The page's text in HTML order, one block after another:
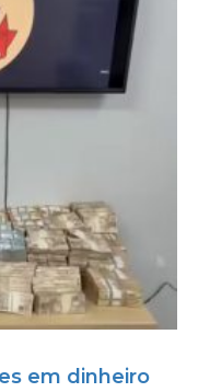
em dinheiro